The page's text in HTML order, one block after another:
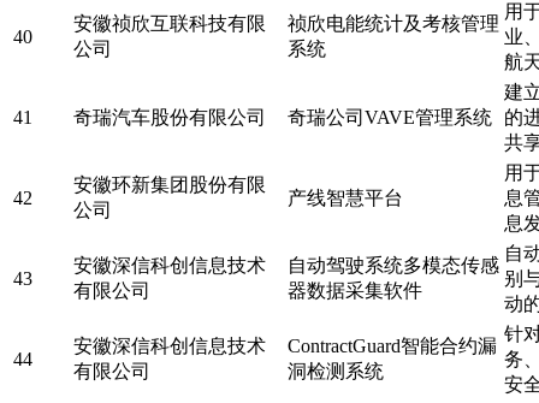
40
安徽祯欣互联科技有限
公司
祯欣电能统计及考核管理
系统
用
业
航
41 奇瑞汽车股份有限公司 奇瑞公司VAVE管理系统
建
的
共
42
安徽环新集团股份有限
公司
产线智慧平台
用
息
息
43
安徽深信科创信息技术
有限公司
自动驾驶系统多模态传感
器数据采集软件
自
别
动
44
安徽深信科创信息技术
有限公司
ContractGuard智能合约漏
洞检测系统
针
务
安